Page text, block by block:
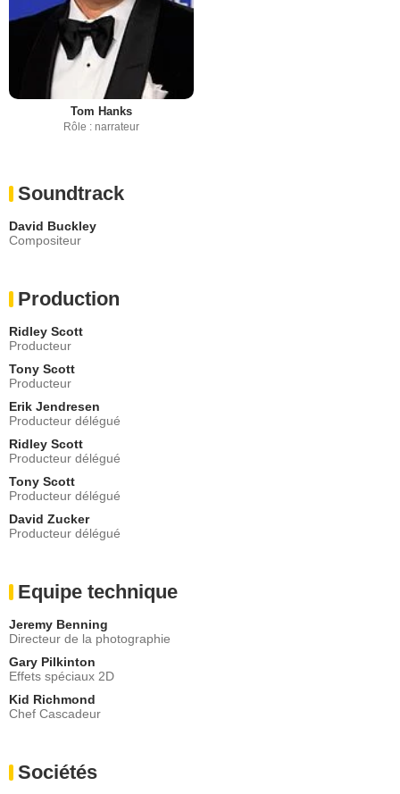
Tom Hanks
Rôle : narrateur
Soundtrack
David Buckley
Compositeur
Production
Ridley Scott
Producteur
Tony Scott
Producteur
Erik Jendresen
Producteur délégué
Ridley Scott
Producteur délégué
Tony Scott
Producteur délégué
David Zucker
Producteur délégué
Equipe technique
Jeremy Benning
Directeur de la photographie
Gary Pilkinton
Effets spéciaux 2D
Kid Richmond
Chef Cascadeur
Sociétés